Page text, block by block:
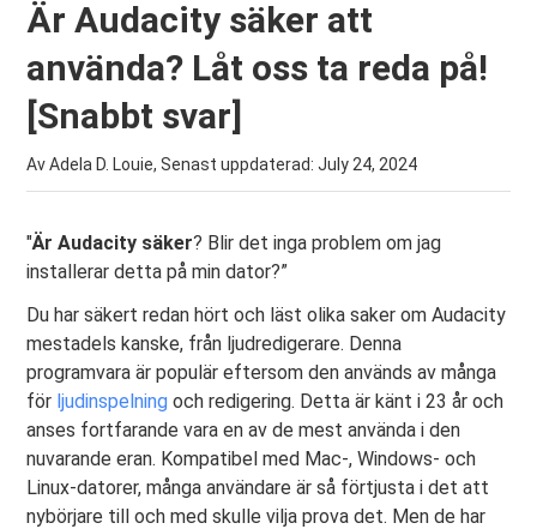
Är Audacity säker att
använda? Låt oss ta reda på!
[Snabbt svar]
Av Adela D. Louie, Senast uppdaterad:July 24, 2024
"Är Audacity säker? Blir det inga problem om jag
installerar detta på min dator?”
Du har säkert redan hört och läst olika saker om Audacity
mestadels kanske, från ljudredigerare. Denna
programvara är populär eftersom den används av många
för ljudinspelning och redigering. Detta är känt i 23 år och
anses fortfarande vara en av de mest använda i den
nuvarande eran. Kompatibel med Mac-, Windows- och
Linux-datorer, många användare är så förtjusta i det att
nybörjare till och med skulle vilja prova det. Men de har